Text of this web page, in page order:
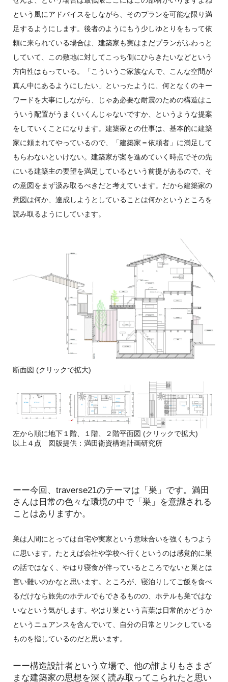
という風にアドバイスをしながら、そのプランを可能な限り満
足するようにします。後者のようにもう少しゆとりをもって依
頼に来られている場合は、建築家も実はまだプランがふわっと
していて、この敷地に対してこっち側にひらきたいなどという
方向性はもっている。「こういうご家族なんで、こんな空間が
真ん中にあるようにしたい」といったように、何となくのキー
ワードを大事にしながら、じゃあ必要な耐震のための構造はこ
ういう配置がうまくいくんじゃないですか、というような提案
をしていくことになります。建築家との仕事は、基本的に建築
家に頼まれてやっているので、「建築家＝依頼者」に満足して
もらわないといけない。建築家が案を進めていく時点でその先
にいる建築主の要望を満足しているという前提があるので、そ
の意図をまず汲み取るべきだと考えています。だから建築家の
意図は何か、達成しようとしていることは何かというところを
読み取るようにしています。
断面図 (クリックで拡大)
左から順に地下１階、１階、２階平面図 (クリックで拡大)
​以上４点 図版提供：満田衛資構造計画研究所
ーー今回、traverse21のテーマは「巣」です。満田
さんは日常の色々な環境の中で「巣」を意識される
ことはありますか。
巣は人間にとっては自宅や実家という意味合いを強くもつよう
に思います。たとえば会社や学校へ行くというのは感覚的に巣
の話ではなく、やはり寝食が伴っているところでないと巣とは
言い難いのかなと思います。ところが、寝泊りしてご飯を食べ
るだけなら旅先のホテルでもできるものの、ホテルも巣ではな
いなという気がします。やはり巣という言葉は日常的かどうか
というニュアンスを含んでいて、自分の日常とリンクしている
ものを指しているのだと思います。
ーー構造設計者という立場で、他の誰よりもさまざ
まな建築家の思想を深く読み取ってこられたと思い